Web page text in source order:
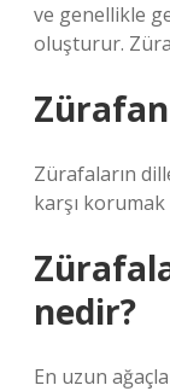
ve genellikle
oluşturur.
Zürafaların
karşı
nedir?
En uzun